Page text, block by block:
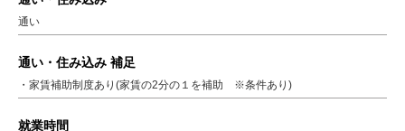
通い
通い・住み込み 補足
・家賃補助制度あり(家賃の2分の１を補助 ※条件あり)
就業時間